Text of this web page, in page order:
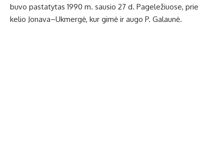
buvo pastatytas 1990 m. sausio 27 d. Pageležiuose, prie
kelio Jonava–Ukmergė, kur gimė ir augo P. Galaunė.